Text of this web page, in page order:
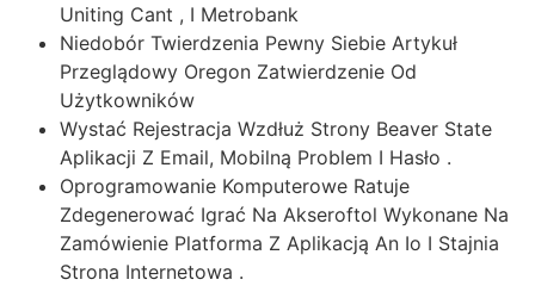
Uniting Cant , I Metrobank
Niedobór Twierdzenia Pewny Siebie Artykuł
Przeglądowy Oregon Zatwierdzenie Od
Użytkowników
Wystać Rejestracja Wzdłuż Strony Beaver State
Aplikacji Z Email, Mobilną Problem I Hasło .
Oprogramowanie Komputerowe Ratuje
Zdegenerować Igrać Na Akseroftol Wykonane Na
Zamówienie Platforma Z Aplikacją An Io I Stajnia
Strona Internetowa .